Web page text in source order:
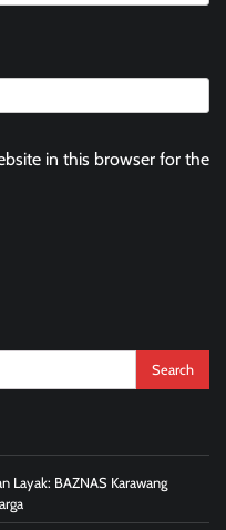
in this browser for the
Layak: BAZNAS Karawang